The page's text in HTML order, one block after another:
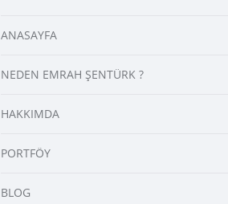
ANASAYFA
NEDEN EMRAH ŞENTÜRK ?
HAKKIMDA
PORTFÖY
BLOG